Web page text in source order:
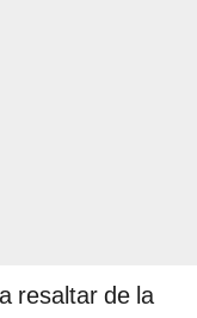
resaltar de la